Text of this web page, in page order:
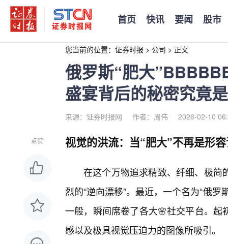
首页 快讯 要闻 股市
您当前的位置： 证券时报 > 公司 > 正文
俄罗斯“肥大
盛宴背后的秘密究竟
来源：证券时报网 作者：周伟 2026-02-10
点赞 视觉的洪流：当“肥大”不再是形
在这个万物追求精致、纤细、极简
烈的“逆向漂移”。最近，一个名为“俄
一般，瞬间席卷了各大🌸社交平台。
感以及极具视觉压迫力的图像所吸引。